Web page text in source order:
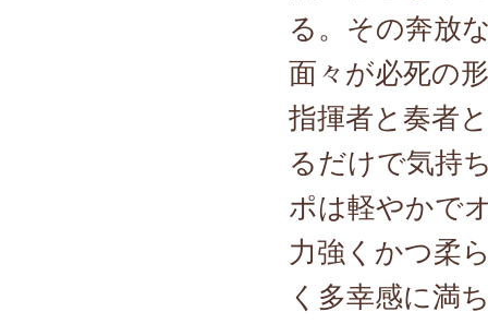
る。その奔放
面々が必死の
指揮者と奏者
るだけで気持
ポは軽やかで
力強くかつ柔
く多幸感に満